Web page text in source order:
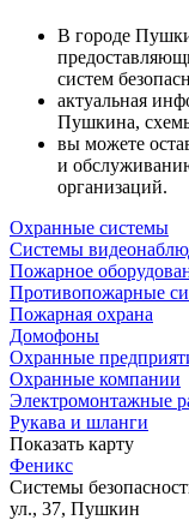
В городе
систем
актуальная
Пушкина,
вы можете
и
организаций.
Охранные системы
Системы
Пожарное
Противопожарные
Пожарная охрана
Домофоны
Охранные
Охранные компании
Электромонтажные
Рукава и шланги
Показать карту
Феникс
Системы
ул., 37, Пушкин